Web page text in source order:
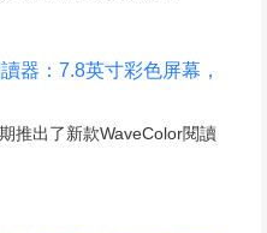
器：7.8英寸彩色屏幕，
推出了新款WaveColor閱讀